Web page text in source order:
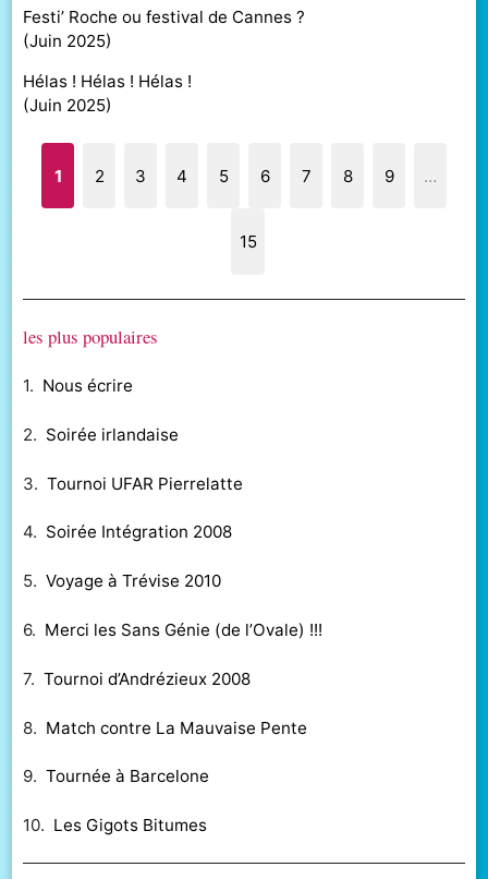
Festi’ Roche ou festival de Cannes ?
(Juin 2025)
Hélas ! Hélas ! Hélas !
(Juin 2025)
1 2 3 4 5 6 7 8 9 …
15
les plus populaires
1. Nous écrire
2. Soirée irlandaise
3.Tournoi UFAR Pierrelatte
4. Soirée Intégration 2008
5.Voyage à Trévise 2010
6. Merci les Sans Génie (de l’Ovale) !!!
7.Tournoi d’Andrézieux 2008
8. Match contre La Mauvaise Pente
9.Tournée à Barcelone
10. Les Gigots Bitumes